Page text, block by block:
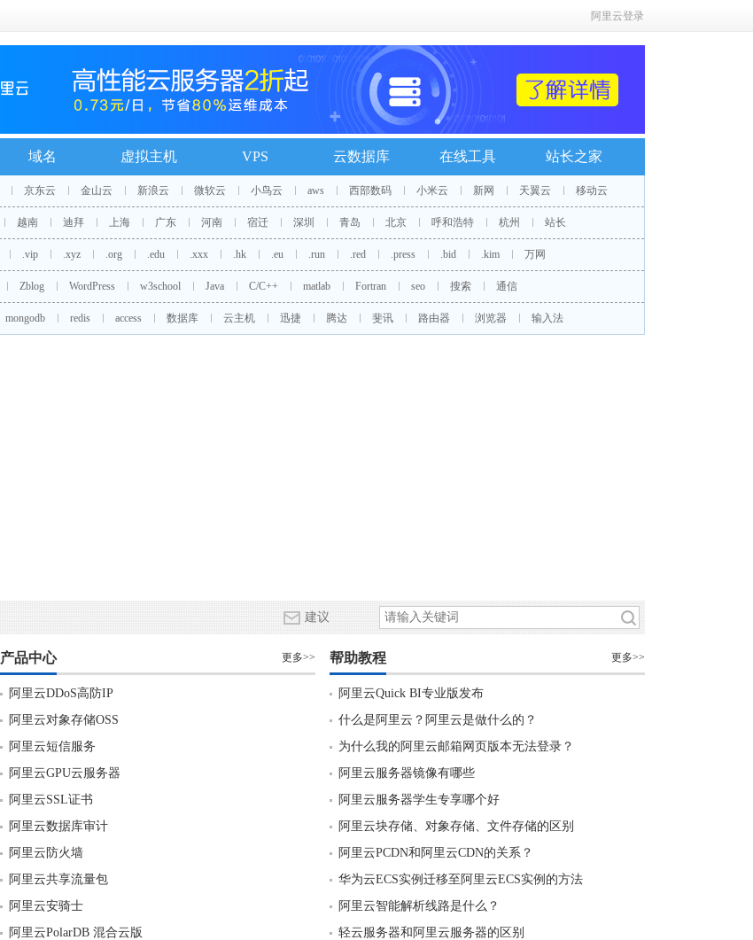
阿里云登录
域名 虚拟主机 VPS 云数据库 在线工具 站长之家
京东云 金山云 新浪云 微软云 小鸟云 aws 西部数码 小米云 新网 天翼云 移动云
越南 迪拜 上海 广东 河南 宿迁 深圳 青岛 北京 呼和浩特 杭州 站长
.vip .xyz .org .edu .xxx .hk .eu .run .red .press .bid .kim 万网
Zblog WordPress w3school Java C/C++ matlab Fortran seo 搜索 通信
mongodb redis access 数据库 云主机 迅捷 腾达 斐讯 路由器 浏览器 输入法
建议
产品中心 更多>>
阿里云DDoS高防IP
阿里云对象存储OSS
阿里云短信服务
阿里云GPU云服务器
阿里云SSL证书
阿里云数据库审计
阿里云防火墙
阿里云共享流量包
阿里云安骑士
阿里云PolarDB 混合云版
帮助教程 更多>>
阿里云Quick BI专业版发布
什么是阿里云？阿里云是做什么的？
为什么我的阿里云邮箱网页版本无法登录？
阿里云服务器镜像有哪些
阿里云服务器学生专享哪个好
阿里云块存储、对象存储、文件存储的区别
阿里云PCDN和阿里云CDN的关系？
华为云ECS实例迁移至阿里云ECS实例的方法
阿里云智能解析线路是什么？
轻云服务器和阿里云服务器的区别